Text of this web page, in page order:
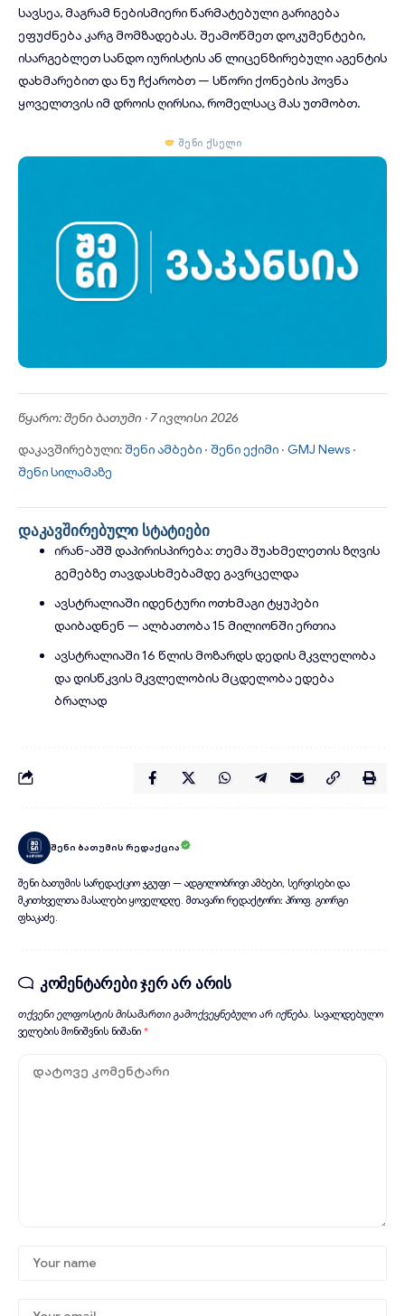
სავსეა, მაგრამ ნებისმიერი წარმატებული გარიგება
ეფუძნება კარგ მომზადებას. შეამოწმეთ დოკუმენტები,
ისარგებლეთ სანდო იურისტის ან ლიცენზირებული აგენტის
დახმარებით და ნუ ჩქარობთ — სწორი ქონების პოვნა
ყოველთვის იმ დროის ღირსია, რომელსაც მას უთმობთ.
შენი ქსელი
წყარო: შენი ბათუმი · 7 ივლისი 2026
დაკავშირებული:შენი ამბები · შენი ექიმი · GMJ News ·
შენი სილამაზე
დაკავშირებული სტატიები
ირან-აშშ დაპირისპირება: თემა შუახმელეთის ზღვის
გემებზე თავდასხმებამდე გავრცელდა
ავსტრალიაში იდენტური ოთხმაგი ტყუპები
დაიბადნენ — ალბათობა 15 მილიონში ერთია
ავსტრალიაში 16 წლის მოზარდს დედის მკვლელობა
და დისწკვის მკვლელობის მცდელობა ედება
ბრალად
შენი ბათუმის რედაქცია
შენი ბათუმის სარედაქციო ჯგუფი — ადგილობრივი ამბები, სერვისები და
მკითხველთა მასალები ყოველდღე. მთავარი რედაქტორი: პროფ. გიორგი
ფხაკაძე.
კომენტარები ჯერ არ არის
თქვენი ელფოსტის მისამართი გამოქვეყნებული არ იქნება. სავალდებულო
ველების მონიშვნის ნიშანი *